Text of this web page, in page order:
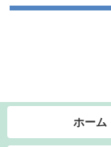
ホーム